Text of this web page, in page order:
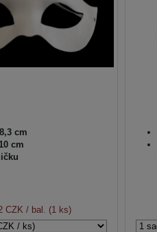
cm
10 cm
CZK / bal. (1 ks)